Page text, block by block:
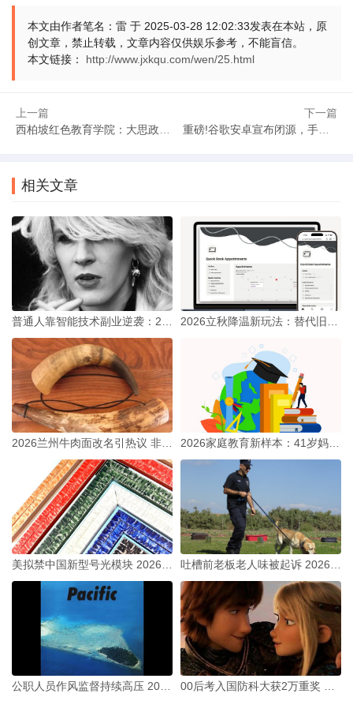
四、数字技术赋能：云端传承红色经济‌
命时期生产场景，同步开展电商培训。平台累计培育乡村主播2
00余人，助力“西柏坡土鸡蛋”“革命老区杂粮”等产品全网曝光量
的红色IP矩阵。
红色引擎驱动 乡村振兴开创新局‌
西柏坡的实践印证了红色文化与产业振兴深度融合的
可能性。通过红色教育激活内生动力、特色产业夯实经济基
础、数字技术拓展发展空间，成功探索出革命老区振兴的“西柏
坡路径”。这种以文化为魂、以产业为基、以创新为翼的发展模
式，正为全国乡村振兴战略提供可借鉴的鲜活样本。
本文由作者笔名：雷 于 2025-03-28 12:02:33发表在本站，原
创文章，禁止转载，文章内容仅供娱乐参考，不能盲信。
本文链接： http://www.jxkqu.com/wen/25.html
上一篇
西柏坡红色教育学院：大思政学习时效落地的三重路径与实践启示
下一篇
重磅!谷歌安卓宣布闭源，手机生态面临巨震‌(18字)
相关文章